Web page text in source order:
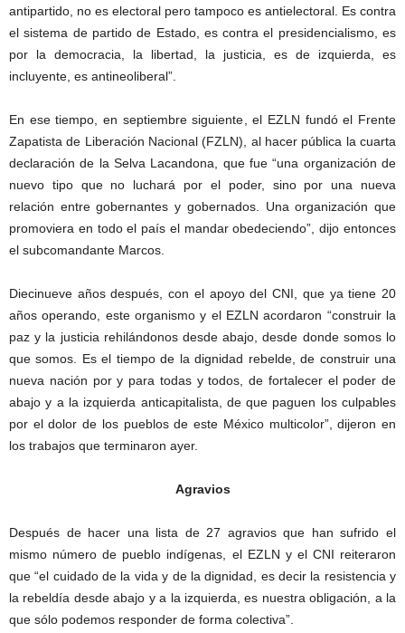
antipartido, no es electoral pero tampoco es antielectoral. Es contra
el sistema de partido de Estado, es contra el presidencialismo, es
por la democracia, la libertad, la justicia, es de izquierda, es
incluyente, es antineoliberal”.
En ese tiempo, en septiembre siguiente, el EZLN fundó el Frente
Zapatista de Liberación Nacional (FZLN), al hacer pública la cuarta
declaración de la Selva Lacandona, que fue “una organización de
nuevo tipo que no luchará por el poder, sino por una nueva
relación entre gobernantes y gobernados. Una organización que
promoviera en todo el país el mandar obedeciendo”, dijo entonces
el subcomandante Marcos.
Diecinueve años después, con el apoyo del CNI, que ya tiene 20
años operando, este organismo y el EZLN acordaron “construir la
paz y la justicia rehilándonos desde abajo, desde donde somos lo
que somos. Es el tiempo de la dignidad rebelde, de construir una
nueva nación por y para todas y todos, de fortalecer el poder de
abajo y a la izquierda anticapitalista, de que paguen los culpables
por el dolor de los pueblos de este México multicolor”, dijeron en
los trabajos que terminaron ayer.
Agravios
Después de hacer una lista de 27 agravios que han sufrido el
mismo número de pueblo indígenas, el EZLN y el CNI reiteraron
que “el cuidado de la vida y de la dignidad, es decir la resistencia y
la rebeldía desde abajo y a la izquierda, es nuestra obligación, a la
que sólo podemos responder de forma colectiva”.